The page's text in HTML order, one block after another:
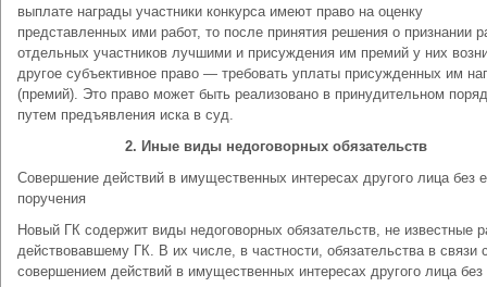
выплате награды участники конкурса имеют право на оценку
представленных ими работ, то после принятия решения о признании
отдельных участников лучшими и присуждения им премий у них
другое субъективное право — требовать уплаты присужденных им
(премий). Это право может быть реализовано в принудительном
путем предъявления иска в суд.
2. Иные виды недоговорных обязательств
Совершение действий в имущественных интересах другого лица без
поручения
Новый ГК содержит виды недоговорных обязательств, не известные
действовавшему ГК. В их числе, в частности, обязательства в связи
совершением действий в имущественных интересах другого лица без